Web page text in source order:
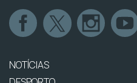
NOTÍCIAS